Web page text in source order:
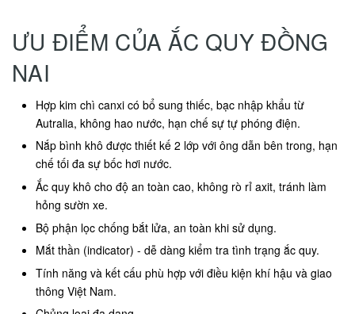
ƯU ĐIỂM CỦA ẮC QUY ĐỒNG
NAI
Hợp kim chì canxi có bổ sung thiếc, bạc nhập khẩu từ
Autralia, không hao nước, hạn chế sự tự phóng điện.
Nắp bình khô được thiết kế 2 lớp với ông dẫn bên trong, hạn
chế tối đa sự bốc hơi nước.
Ắc quy khô cho độ an toàn cao, không rò rỉ axit, tránh làm
hỏng sườn xe.
Bộ phận lọc chống bắt lửa, an toàn khi sử dụng.
Mắt thần (indicator) - dễ dàng kiểm tra tình trạng ắc quy.
Tính năng và kết cấu phù hợp với điều kiện khí hậu và giao
thông Việt Nam.